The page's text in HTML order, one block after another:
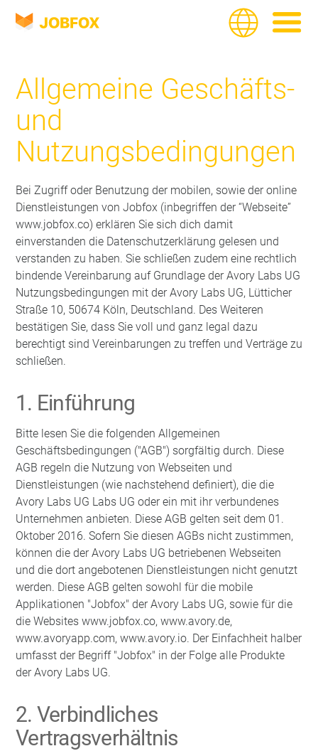
JOBFOX Navigate
Language
Allgemeine Geschäfts-
und
Nutzungsbedingungen
Bei Zugriff oder Benutzung der mobilen, sowie der online
Dienstleistungen von Jobfox (inbegriffen der “Webseite”
www.jobfox.co) erklären Sie sich dich damit
einverstanden die Datenschutzerklärung gelesen und
verstanden zu haben. Sie schließen zudem eine rechtlich
bindende Vereinbarung auf Grundlage der Avory Labs UG
Nutzungsbedingungen mit der Avory Labs UG, Lütticher
Straße 10, 50674 Köln, Deutschland. Des Weiteren
bestätigen Sie, dass Sie voll und ganz legal dazu
berechtigt sind Vereinbarungen zu treffen und Verträge zu
schließen.
1. Einführung
Bitte lesen Sie die folgenden Allgemeinen
Geschäftsbedingungen ("AGB") sorgfältig durch. Diese
AGB regeln die Nutzung von Webseiten und
Dienstleistungen (wie nachstehend definiert), die die
Avory Labs UG Labs UG oder ein mit ihr verbundenes
Unternehmen anbieten. Diese AGB gelten seit dem 01.
Oktober 2016. Sofern Sie diesen AGBs nicht zustimmen,
können die der Avory Labs UG betriebenen Webseiten
und die dort angebotenen Dienstleistungen nicht genutzt
werden. Diese AGB gelten sowohl für die mobile
Applikationen "Jobfox" der Avory Labs UG, sowie für die
die Websites www.jobfox.co, www.avory.de,
www.avoryapp.com, www.avory.io. Der Einfachheit halber
umfasst der Begriff "Jobfox" in der Folge alle Produkte
der Avory Labs UG.
2. Verbindliches
Vertragsverhältnis